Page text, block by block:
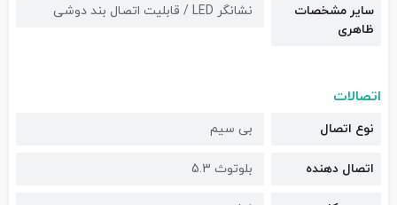
سایر مشخصات
ظاهری
نشانگر LED / قابلیت اتصال بند دوشی
اتصالات
نوع اتصال بی سیم
اتصال دهنده بلوتوث 5.3